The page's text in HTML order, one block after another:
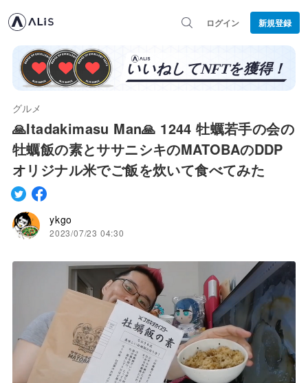
ログイン 新規登録
グルメ
🙏Itadakimasu Man🙏 1244 牡蠣若手の会の
牡蠣飯の素とササニシキのMATOBAのDDP
オリジナル米でご飯を炊いて食べてみた
ykgo
2023/07/23 04:30